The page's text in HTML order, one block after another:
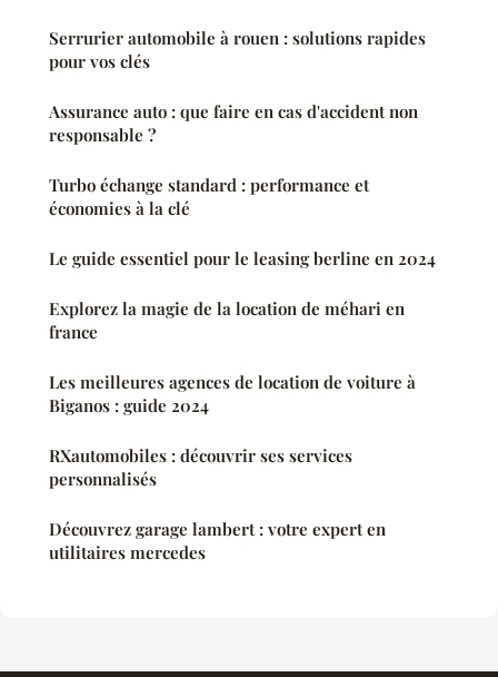
Serrurier automobile à rouen : solutions rapides
pour vos clés
Assurance auto : que faire en cas d'accident non
responsable ?
Turbo échange standard : performance et
économies à la clé
Le guide essentiel pour le leasing berline en 2024
Explorez la magie de la location de méhari en
france
Les meilleures agences de location de voiture à
Biganos : guide 2024
RXautomobiles : découvrir ses services
personnalisés
Découvrez garage lambert : votre expert en
utilitaires mercedes